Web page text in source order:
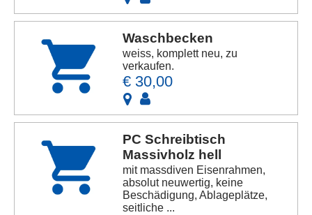
Waschbecken
weiss, komplett neu, zu
verkaufen.
€ 30,00
PC Schreibtisch
Massivholz hell
mit massdiven Eisenrahmen,
absolut neuwertig, keine
Beschädigung, Ablageplätze,
seitliche ...